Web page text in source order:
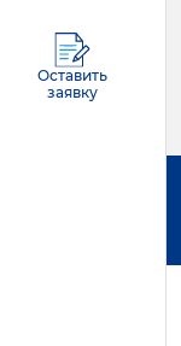
Оставить
заявку